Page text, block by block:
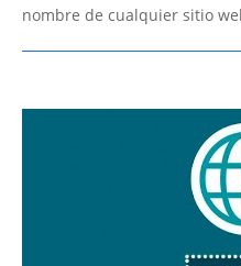
nombre de cualquier sitio